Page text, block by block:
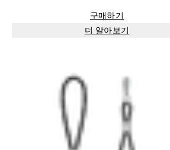
구매하기
더 알아보기